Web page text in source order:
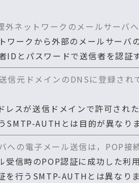
ネットワークのメールサーバ
ークから外部のメールサーバ
IDとパスワードで送信者を認証
信元ドメインのDNSに登録さ
スが送信ドメインで許可され
AUTHとは目的が異なりま
の電子メール送信は，POP接
信時のPOP認証に成功した利
行うSMTP-AUTHとは異なりま